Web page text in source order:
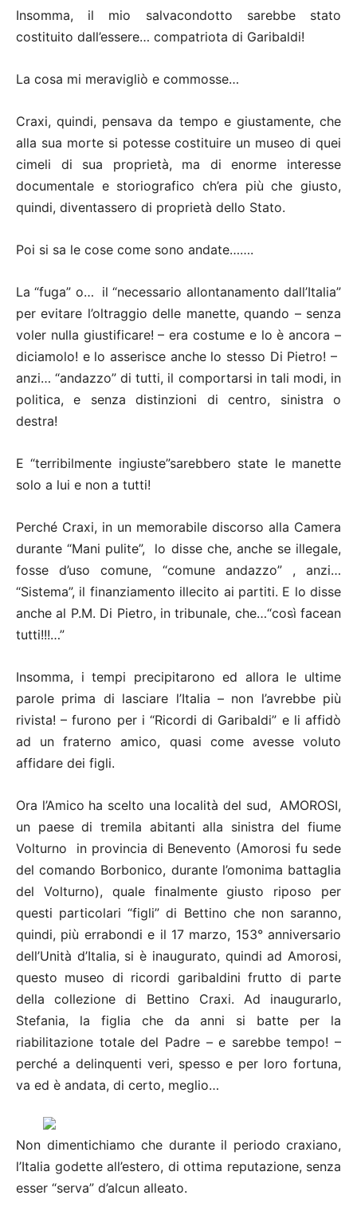
Insomma, il mio salvacondotto sarebbe stato
costituito dall’essere… compatriota di Garibaldi!
La cosa mi meravigliò e commosse…
Craxi, quindi, pensava da tempo e giustamente, che
alla sua morte si potesse costituire un museo di quei
cimeli di sua proprietà, ma di enorme interesse
documentale e storiografico ch’era più che giusto,
quindi, diventassero di proprietà dello Stato.
Poi si sa le cose come sono andate…….
La “fuga” o… il “necessario allontanamento dall’Italia”
per evitare l’oltraggio delle manette, quando – senza
voler nulla giustificare! – era costume e lo è ancora –
diciamolo! e lo asserisce anche lo stesso Di Pietro! –
anzi… “andazzo” di tutti, il comportarsi in tali modi, in
politica, e senza distinzioni di centro, sinistra o
destra!
E “terribilmente ingiuste”sarebbero state le manette
solo a lui e non a tutti!
Perché Craxi, in un memorabile discorso alla Camera
durante “Mani pulite”, lo disse che, anche se illegale,
fosse d’uso comune, “comune andazzo” , anzi…
“Sistema”, il finanziamento illecito ai partiti. E lo disse
anche al P.M. Di Pietro, in tribunale, che…“così facean
tutti!!!…”
Insomma, i tempi precipitarono ed allora le ultime
parole prima di lasciare l’Italia – non l’avrebbe più
rivista! – furono per i “Ricordi di Garibaldi” e li affidò
ad un fraterno amico, quasi come avesse voluto
affidare dei figli.
Ora l’Amico ha scelto una località del sud, AMOROSI,
un paese di tremila abitanti alla sinistra del fiume
Volturno in provincia di Benevento (Amorosi fu sede
del comando Borbonico, durante l’omonima battaglia
del Volturno), quale finalmente giusto riposo per
questi particolari “figli” di Bettino che non saranno,
quindi, più errabondi e il 17 marzo, 153° anniversario
dell’Unità d’Italia, si è inaugurato, quindi ad Amorosi,
questo museo di ricordi garibaldini frutto di parte
della collezione di Bettino Craxi. Ad inaugurarlo,
Stefania, la figlia che da anni si batte per la
riabilitazione totale del Padre – e sarebbe tempo! –
perché a delinquenti veri, spesso e per loro fortuna,
va ed è andata, di certo, meglio…
Non dimentichiamo che durante il periodo craxiano,
l’Italia godette all’estero, di ottima reputazione, senza
esser “serva” d’alcun alleato.